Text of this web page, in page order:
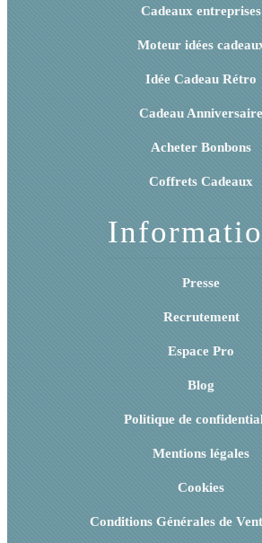
Cadeaux entreprises
Moteur idées
Idée Cadeau Rétro
Cadeau Anniversaire
Acheter Bonbons
Coffrets Cadeaux
Presse
Recrutement
Espace Pro
Blog
Politique de
Mentions légales
Cookies
Conditions Générales de